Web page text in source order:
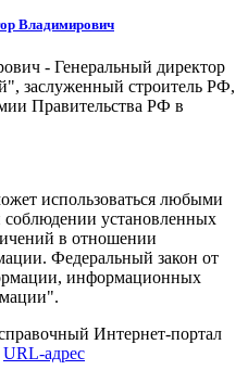
Владимирович
- Генеральный директор
строитель РФ,
Правительства РФ в
использоваться любыми
установленных
в отношении
Федеральный закон от
информационных
Интернет-портал
URL-адрес